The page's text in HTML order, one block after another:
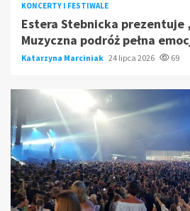
KONCERTY I FESTIWALE
Estera Stebnicka prezentuje
Muzyczna podróż pełna
Katarzyna Marciniak 24 lipca 2026 69